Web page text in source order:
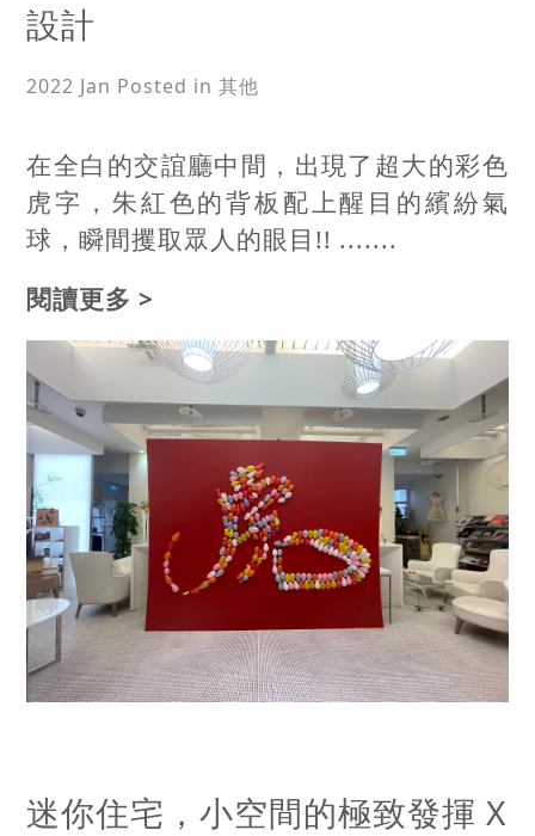
設計
2022 Jan Posted in 其他
在全白的交誼廳中間，出現了超大的彩色
虎字，朱紅色的背板配上醒目的繽紛氣
球，瞬間攫取眾人的眼目!! .......
閱讀更多 >
迷你住宅，小空間的極致發揮 X